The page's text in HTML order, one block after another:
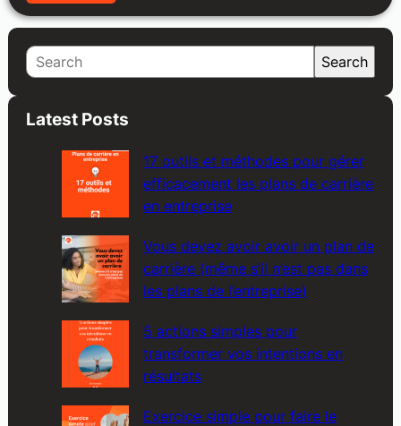
S
e
r
Search
Latest Posts
17 outils et méthodes pour gérer
efficacement les plans de carrière
en entreprise
Vous devez avoir avoir un plan de
carrière (même s’il n’est pas dans
les plans de l’entreprise)
5 actions simples pour
transformer vos intentions en
résultats
Exercice simple pour faire le